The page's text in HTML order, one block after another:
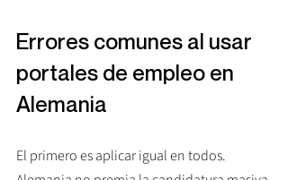
Errores comunes al usar
portales de empleo en
Alemania
El primero es aplicar igual en todos.